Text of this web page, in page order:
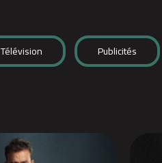
Télévision Publicités